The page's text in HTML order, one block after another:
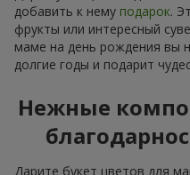
добавить к нему подарок.
фрукты или интересный
маме на день рождения вы
долгие годы и подарит
Нежные
Дарите букет цветов для